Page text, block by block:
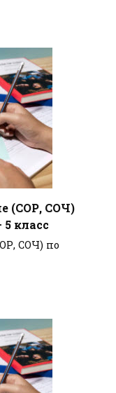
(СОР, СОЧ)
класс
СОЧ) по